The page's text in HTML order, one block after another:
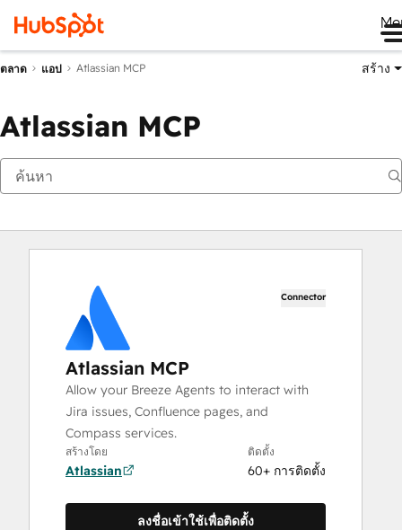
ตลาด แอป Atlassian MCP สร้าง
Atlassian MCP
Connector
Atlassian MCP
Allow your Breeze Agents to interact with
Jira issues, Confluence pages, and
Compass services.
สร้างโดย
Atlassian
ติดตั้ง
60+ การติดตั้ง
ลงชื่อเข้าใช้เพื่อติดตั้ง